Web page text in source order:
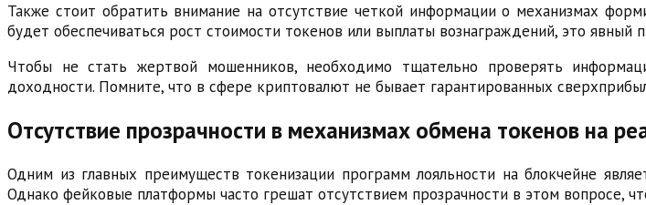
Также стоит обратить внимание на отсутствие четкой информации о механизмах
будет обеспечиваться рост стоимости токенов или выплаты вознаграждений, это явный
Чтобы не стать жертвой мошенников, необходимо тщательно проверять
доходности. Помните, что в сфере криптовалют не бывает гарантированных
Отсутствие прозрачности в механизмах обмена токенов на
Одним из главных преимуществ токенизации программ лояльности на блокчейне
Однако фейковые платформы часто грешат отсутствием прозрачности в этом вопросе,